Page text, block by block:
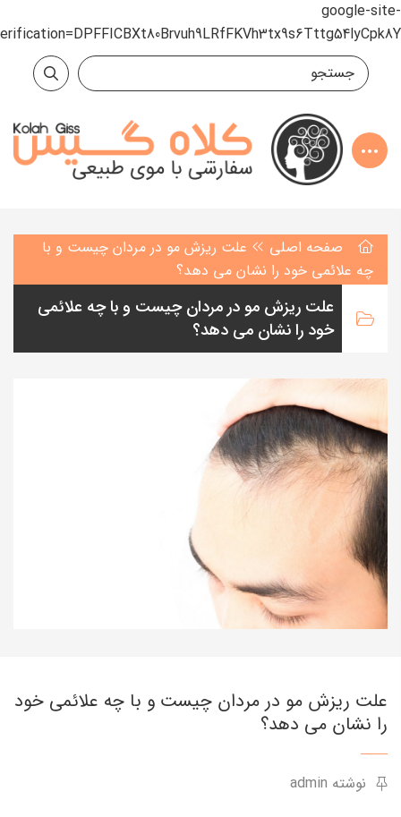
google-site-
صفحه اصلی
علت ریزش مو در مردان چیست و با
چه علائمی خود را نشان می دهد؟
علت ریزش مو در مردان چیست و با چه علائمی
خود را نشان می دهد؟
علت ریزش مو در مردان چیست و با چه علائمی خود
را نشان می دهد؟
نوشته admin